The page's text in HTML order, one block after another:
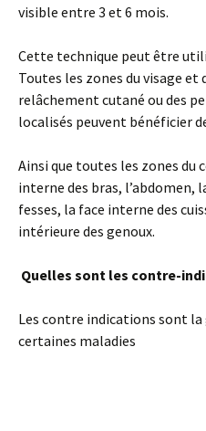
visible entre 3 et 6 mois.
Cette technique peut être
Toutes les zones du visage et
relâchement cutané ou des
localisés peuvent bénéficier
Ainsi que toutes les zones du
interne des bras, l’abdomen,
fesses, la face interne des
intérieure des genoux.
Quelles sont les contre-
Les contre indications sont
certaines maladies